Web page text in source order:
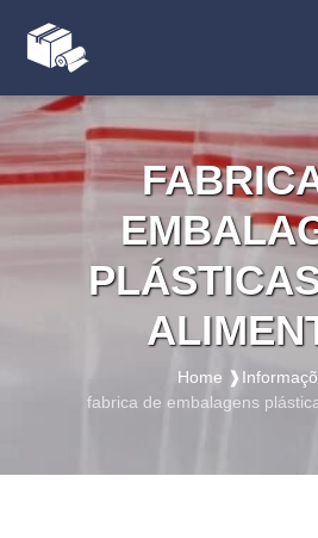
Home ❱
fabrica de embalagens